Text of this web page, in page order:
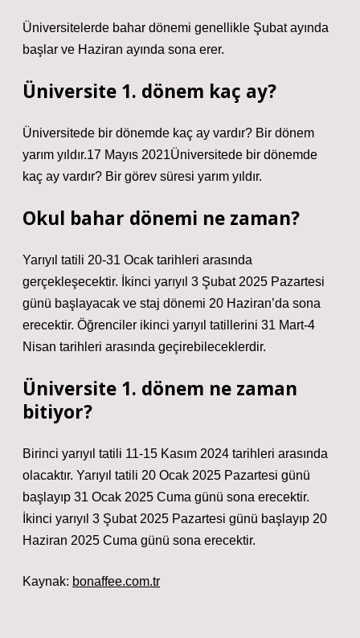
Üniversitelerde bahar dönemi genellikle Şubat ayında
başlar ve Haziran ayında sona erer.
Üniversite 1. dönem kaç ay?
Üniversitede bir dönemde kaç ay vardır? Bir dönem
yarım yıldır.17 Mayıs 2021Üniversitede bir dönemde
kaç ay vardır? Bir görev süresi yarım yıldır.
Okul bahar dönemi ne zaman?
Yarıyıl tatili 20-31 Ocak tarihleri ​​arasında
gerçekleşecektir. İkinci yarıyıl 3 Şubat 2025 Pazartesi
günü başlayacak ve staj dönemi 20 Haziran’da sona
erecektir. Öğrenciler ikinci yarıyıl tatillerini 31 Mart-4
Nisan tarihleri ​​arasında geçirebileceklerdir.
Üniversite 1. dönem ne zaman
bitiyor?
Birinci yarıyıl tatili 11-15 Kasım 2024 tarihleri ​​arasında
olacaktır. Yarıyıl tatili 20 Ocak 2025 Pazartesi günü
başlayıp 31 Ocak 2025 Cuma günü sona erecektir.
İkinci yarıyıl 3 Şubat 2025 Pazartesi günü başlayıp 20
Haziran 2025 Cuma günü sona erecektir.
Kaynak: bonaffee.com.tr